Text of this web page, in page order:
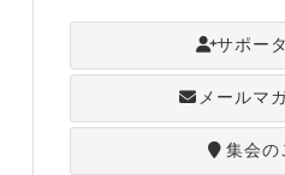
サポー
メールマ
集会の